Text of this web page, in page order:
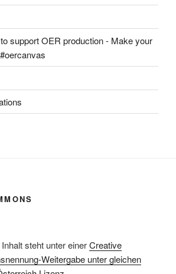
support OER production - Make your
steht unter einerCreative
Weitergabe unter gleichen